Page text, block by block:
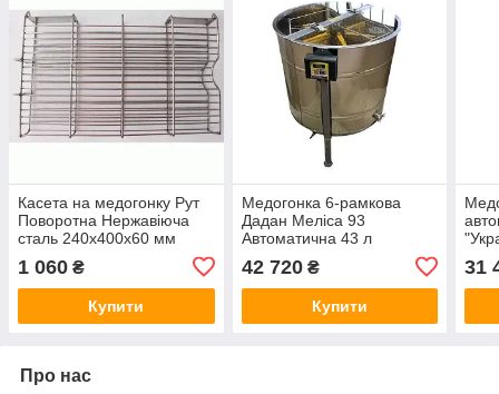
Касета на медогонку Рут
Поворотна Нержавіюча
сталь 240x400x60 мм
медогонку
1 060 ₴
Купити
Медогонка 6-рамкова
Дадан Меліса 93
Автоматична 43 л
Хордіальна медогонка з
електроприводом
42 720₴
Купити
31
Про нас